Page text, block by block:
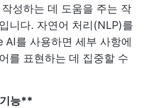
성하는 데 도움을 주는 작
니다. 자연어 처리(NLP)를
를 사용하면 세부 사항에
를 표현하는 데 집중할 수
능**